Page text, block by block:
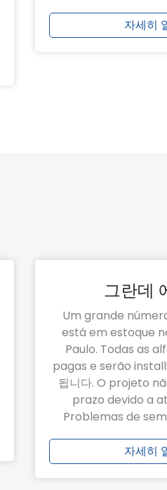
자세히
그란데
Um grande
está em estoque
Paulo. Todas as
pagas e serão
됩니다. O projeto
prazo devido a
Problemas de
자세히